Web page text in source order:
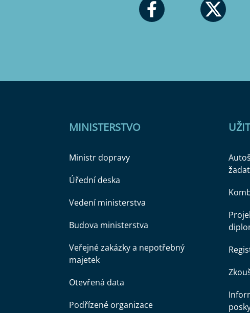
MINISTERSTVO
Ministr dopravy
Úřední deska
Vedení ministerstva
Budova ministerstva
Veřejné zakázky a nepotřebný
majetek
Otevřená data
Podřízené organizace